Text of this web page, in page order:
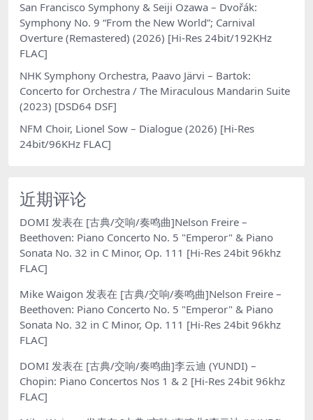
San Francisco Symphony & Seiji Ozawa – Dvořák:
Symphony No. 9 “From the New World”; Carnival
Overture (Remastered) (2026) [Hi-Res 24bit/192KHz
FLAC]
NHK Symphony Orchestra, Paavo Järvi – Bartok:
Concerto for Orchestra / The Miraculous Mandarin Suite
(2023) [DSD64 DSF]
NFM Choir, Lionel Sow – Dialogue (2026) [Hi-Res
24bit/96KHz FLAC]
近期评论
DOMI 发表在 [古典/交响/奏鸣曲]Nelson Freire –
Beethoven: Piano Concerto No. 5 "Emperor" & Piano
Sonata No. 32 in C Minor, Op. 111 [Hi-Res 24bit 96khz
FLAC]
Mike Waigon 发表在 [古典/交响/奏鸣曲]Nelson Freire –
Beethoven: Piano Concerto No. 5 "Emperor" & Piano
Sonata No. 32 in C Minor, Op. 111 [Hi-Res 24bit 96khz
FLAC]
DOMI 发表在 [古典/交响/奏鸣曲]李云迪 (YUNDI) –
Chopin: Piano Concertos Nos 1 & 2 [Hi-Res 24bit 96khz
FLAC]